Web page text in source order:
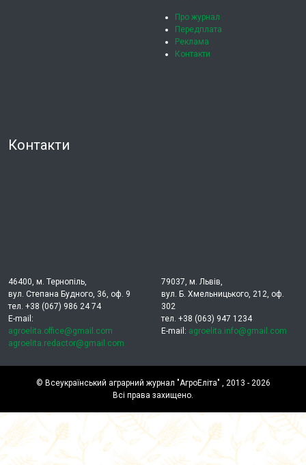
Про журнал
Передплата
Реклама
Контакти
Контакти
46400, м. Тернопіль,
вул. Степана Будного, 36, оф. 9
тел. +38 (067) 986 24 74
E-mail:
agroelita.office@gmail.com
agroelita.redactor@gmail.com
79037, м. Львів,
вул. Б. Хмельницького, 212, оф.
302
тел. +38 (063) 947 1234
E-mail: agroelita.info@gmail.com
© Всеукраїнський аграрний журнал "АгроЕліта" , 2013 - 2026
Всі права захищено.